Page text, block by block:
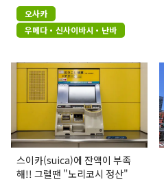
오사카
우메다・신사이바시・난바
스이카(suica)에 잔액이 부족
해!! 그럴땐 "노리코시 정산"